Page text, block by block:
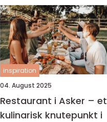
inspiration
04. August 2025
Restaurant i Asker – et
kulinarisk knutepunkt i